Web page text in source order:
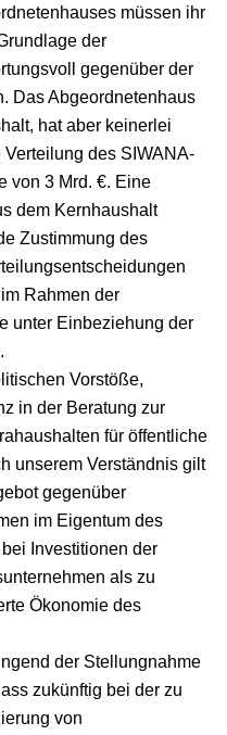
müssen ihr
der
gegenüber der
Das Abgeordnetenhaus
hat aber keinerlei
des SIWANA-
von 3 Mrd. €. Eine
dem Kernhaushalt
Zustimmung des
Rahmen der
unter Einbeziehung der
Vorstöße,
in der Beratung zur
für öffentliche
unserem Verständnis gilt
gegenüber
im Eigentum des
Investitionen der
als zu
Ökonomie des
der Stellungnahme
zukünftig bei der zu
von